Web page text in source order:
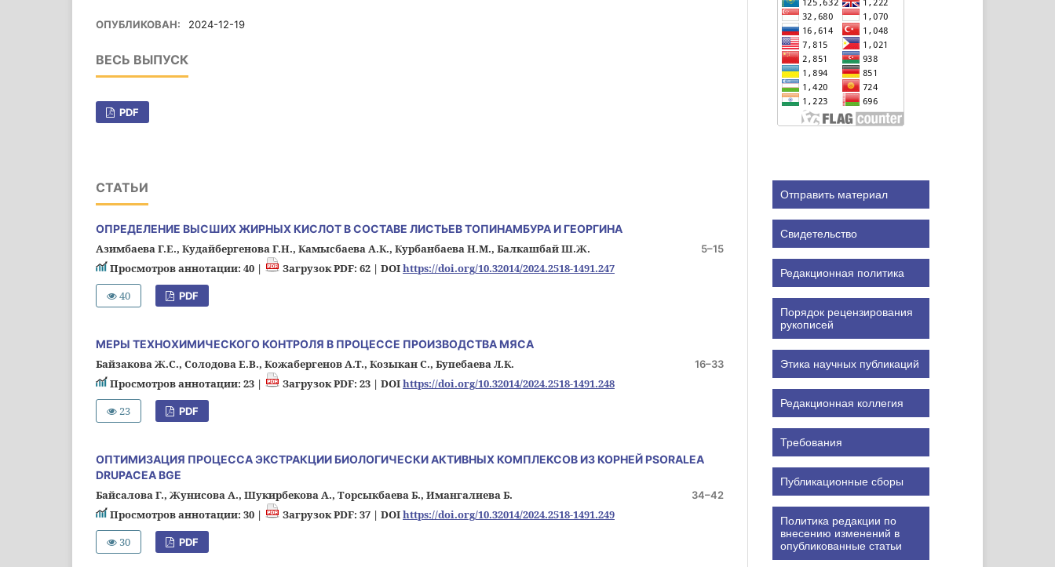
ОПУБЛИКОВАН: 2024-12-19
ВЕСЬ ВЫПУСК
PDF
СТАТЬИ
ОПРЕДЕЛЕНИЕ ВЫСШИХ ЖИРНЫХ КИСЛОТ В СОСТАВЕ ЛИСТЬЕВ ТОПИНАМБУРА И ГЕОРГИНА
Азимбаева Г.Е., Кудайбергенова Г.Н., Камысбаева А.К., Курбанбаева Н.М., Балкашбай Ш.Ж. 5–15
Просмотров аннотации: 40 | Загрузок PDF: 62 | DOIhttps://doi.org/10.32014/2024.2518-1491.247
40
PDF
МЕРЫ ТЕХНОХИМИЧЕСКОГО КОНТРОЛЯ В ПРОЦЕССЕ ПРОИЗВОДСТВА МЯСА
Байзакова Ж.С., Солодова Е.В., Кожабергенов А.Т., Козыкан С., Бупебаева Л.К. 16–33
Просмотров аннотации: 23 | Загрузок PDF: 23 | DOIhttps://doi.org/10.32014/2024.2518-1491.248
23
PDF
ОПТИМИЗАЦИЯ ПРОЦЕССА ЭКСТРАКЦИИ БИОЛОГИЧЕСКИ АКТИВНЫХ КОМПЛЕКСОВ ИЗ КОРНЕЙ PSORALEA
DRUPACEA BGE
Байсалова Г., Жунисова А., Шукирбекова А., Торсыкбаева Б., Имангалиева Б. 34–42
Просмотров аннотации: 30 | Загрузок PDF: 37 | DOIhttps://doi.org/10.32014/2024.2518-1491.249
30
PDF
Отправить материал
Свидетельство
Редакционная политика
Порядок рецензирования
рукописей
Этика научных публикаций
Редакционная коллегия
Требования
Публикационные сборы
Политика редакции по
внесению изменений в
опубликованные статьи